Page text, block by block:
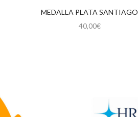
MEDALLA PLATA SANTIAGO
40,00€